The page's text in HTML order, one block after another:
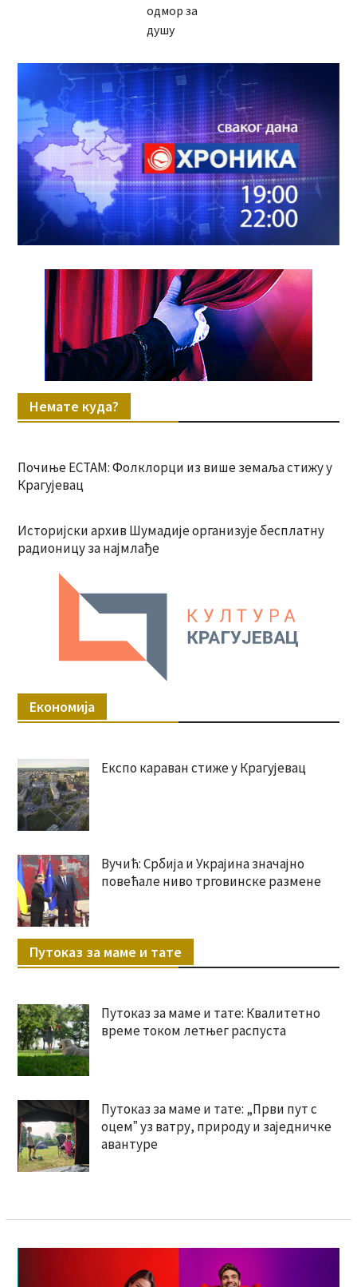
одмор за
душу
Немате куда?
Почиње ЕСТАМ: Фолклорци из више земаља стижу у
Крагујевац
Историјски архив Шумадије организује бесплатну
радионицу за најмлађе
Економија
Експо караван стиже у Крагујевац
Вучић: Србија и Украјина значајно
повећале ниво трговинске размене
Путоказ за маме и тате
Путоказ за маме и тате: Квалитетно
време током летњег распуста
Путоказ за маме и тате: „Први пут с
оцемˮ уз ватру, природу и заједничке
авантуре